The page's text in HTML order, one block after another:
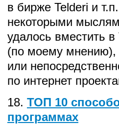
в бирже Telderi и
некоторыми
удалось вместить
(по моему мнению),
или
по интернет
18. ТОП 10
программах